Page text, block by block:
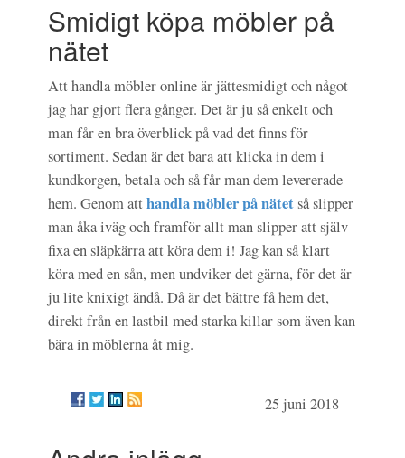
Smidigt köpa möbler på
nätet
Att handla möbler online är jättesmidigt och något
jag har gjort flera gånger. Det är ju så enkelt och
man får en bra överblick på vad det finns för
sortiment. Sedan är det bara att klicka in dem i
kundkorgen, betala och så får man dem levererade
hem. Genom atthandla möbler på nätetså slipper
man åka iväg och framför allt man slipper att själv
fixa en släpkärra att köra dem i! Jag kan så klart
köra med en sån, men undviker det gärna, för det är
ju lite knixigt ändå. Då är det bättre få hem det,
direkt från en lastbil med starka killar som även kan
bära in möblerna åt mig.
25 juni 2018